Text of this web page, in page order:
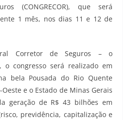
(CONGRECOR), que será
1 mês, nos dias 11 e 12 de
Corretor de Seguros – o
o congresso será realizado em
bela Pousada do Rio Quente
Oeste e o Estado de Minas Gerais
geração de R$ 43 bilhões em
previdência, capitalização e